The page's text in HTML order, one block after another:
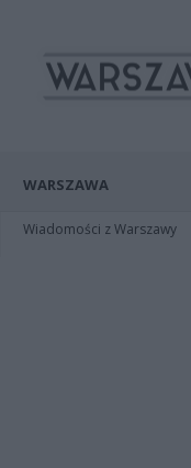
WARSZAWA
Wiadomości z Warszawy